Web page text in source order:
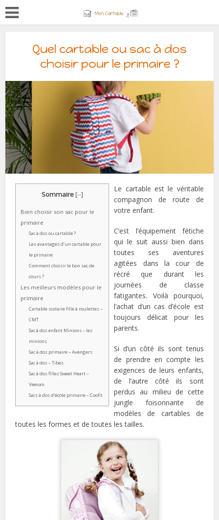
Quel cartable ou sac à dos
choisir pour le primaire ?
Sommaire [--]
Bien choisir son sac pour le
primaire
Sac à dos ou cartable ?
Les avantages d’un cartable pour
le primaire
Comment choisir le bon sac de
cours ?
Les meilleurs modèles pour le
primaire
Cartable scolaire fille à roulettes –
CMT
Sac à dos enfant Minions – les
minions
Sac à dos primaire – Avengers
Sac à dos – Tibes
Sac à dos filles Sweet Heart –
Veevan
Sacs à dos d’école primaire – Coofit
Le cartable est le véritable
compagnon de route de
votre enfant.
C’est l’équipement fétiche
qui le suit aussi bien dans
toutes ses aventures
agitées dans la cour de
récré que durant les
journées de classe
fatigantes. Voilà pourquoi,
l’achat d’un cas d’école est
toujours délicat pour les
parents.
Si d’un côté ils sont tenus
de prendre en compte les
exigences de leurs enfants,
de l’autre côté ils sont
perdus au milieu de cette
jungle foisonnante de
modèles de cartables de
toutes les formes et de toutes les tailles.